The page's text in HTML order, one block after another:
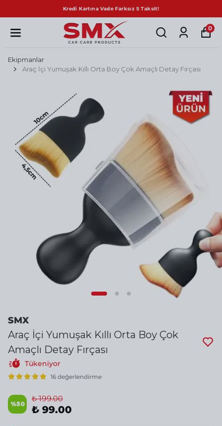
Kredi Kartına Vade Farksız 5 Taksit!
0
Ekipmanlar
Araç İçi Yumuşak Kıllı Orta Boy Çok Amaçlı Detay Fırçası
SMX
Araç İçi Yumuşak Kıllı Orta Boy Çok
Amaçlı Detay Fırçası
Tükeniyor
16 değerlendirme
%50
₺ 199.00
₺ 99.00